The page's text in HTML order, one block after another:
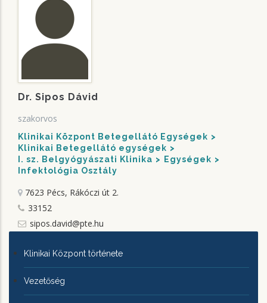
Dr. Sipos Dávid
szakorvos
Klinikai Központ Betegellátó Egységek
Klinikai Betegellátó egységek
I. sz. Belgyógyászati Klinika
Egységek
Infektológia Osztály
7623 Pécs, Rákóczi út 2.
33152
sipos.david@pte.hu
KLINIKAI
KÖZPONTRÓL
Klinikai Központ története
Vezetőség